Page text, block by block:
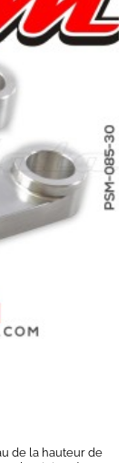
de la hauteur de